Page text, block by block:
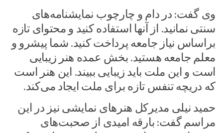
وی گفت: در دام و چارچوب نمایشنامه‌های
سنتی نمانید. از آنها استفاده کنید و محتوای تازه
براساس نیاز جامعه پرداخت کنید. شما پیشرو و
معلم جامعه هستید. بخش عمده هنر زیبایی
است و این ملت باید زیبایی ببیند. این هنر است
که دریچه تنفس تازه برای ملت ایجاد می‌کند.
حمید نیلی مدیرکل هنرهای نمایشی نیز در این
مراسم گفت: بارقه امیدی از صحبت‌های